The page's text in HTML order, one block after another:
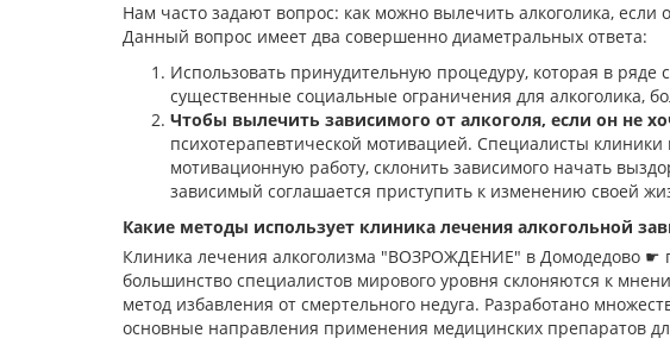
Нам часто задают вопрос: как можно вылечить алкоголика, если
Данный вопрос имеет два совершенно диаметральных ответа:
Использовать принудительную процедуру, которая в
существенные социальные ограничения для алкоголика,
Чтобы вылечить зависимого от алкоголя, если он не
психотерапевтической мотивацией. Специалисты
мотивационную работу, склонить зависимого начать
зависимый соглашается приступить к изменению своей
Какие методы использует клиника лечения алкогольной
Клиника лечения алкоголизма "ВОЗРОЖДЕНИЕ" в Домодедово ☛
большинство специалистов мирового уровня склоняются к
метод избавления от смертельного недуга. Разработано
основные направления применения медицинских препаратов